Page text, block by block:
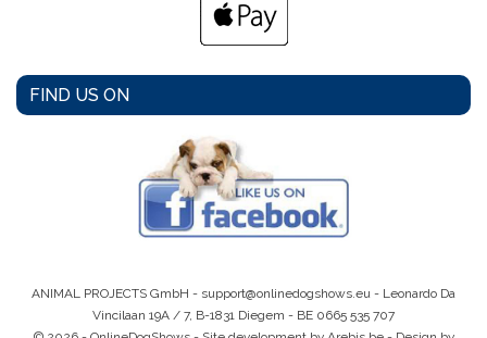
FIND US ON
ANIMAL PROJECTS GmbH - support@onlinedogshows.eu - Leonardo Da
Vincilaan 19A / 7, B-1831 Diegem - BE 0665 535 707